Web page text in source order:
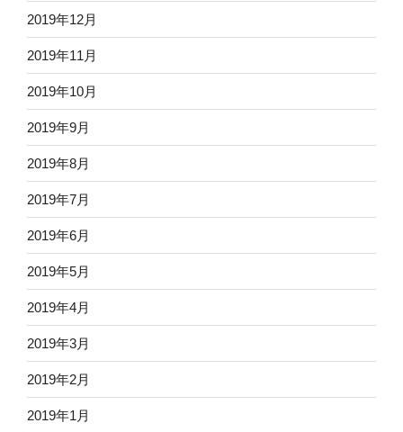
2019年12月
2019年11月
2019年10月
2019年9月
2019年8月
2019年7月
2019年6月
2019年5月
2019年4月
2019年3月
2019年2月
2019年1月